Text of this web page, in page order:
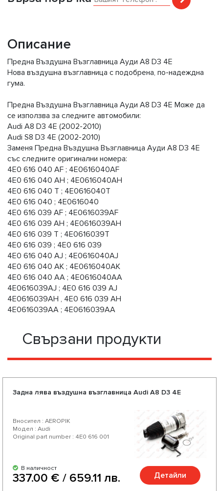
Описание
Предна Въздушна Възглавница Ауди А8 D3 4E
Нова въздушна възглавница с подобрена, по-надеждна
гума.
Предна Въздушна Възглавница Ауди А8 D3 4E Може да
се използва за следните автомобили:
Audi A8 D3 4E (2002-2010)
Audi S8 D3 4E (2002-2010)
Заменя Предна Въздушна Възглавница Ауди А8 D3 4E
със следните оригинални номера:
4E0 616 040 AF ; 4E0616040AF
4E0 616 040 AH ; 4E0616040AH
4E0 616 040 T ; 4E0616040T
4E0 616 040 ; 4E0616040
4E0 616 039 AF ; 4E0616039AF
4E0 616 039 AH ; 4E0616039AH
4E0 616 039 T ; 4E0616039T
4E0 616 039 ; 4E0 616 039
4E0 616 040 AJ ; 4E0616040AJ
4E0 616 040 AK ; 4E0616040AK
4E0 616 040 AA ; 4E0616040AA
4E0616039AJ ; 4E0 616 039 AJ
4E0616039AH , 4E0 616 039 AH
4E0616039AA ; 4E0616039AA
Свързани продукти
Задна лява въздушна възглавница Audi А8 D3 4E
Вносител : AEROPIK
Модел : Audi
Original part number : 4E0 616 001
В наличност
337.00 € / 659.11 лв. Детайли